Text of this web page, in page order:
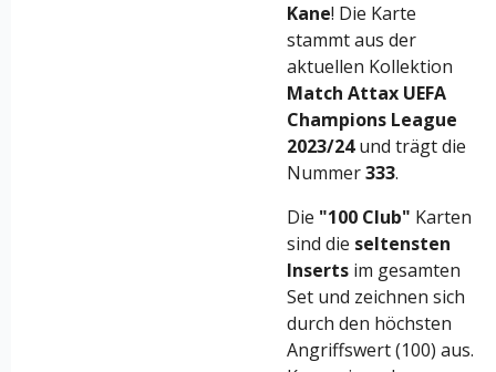
Kane! Die Karte
stammt aus der
aktuellen Kollektion
Match Attax UEFA
Champions League
2023/24und trägt die
Nummer333.
Die "100 Club" Karten
sind die seltensten
Inserts im gesamten
Set und zeichnen sich
durch den höchsten
Angriffswert (100) aus.